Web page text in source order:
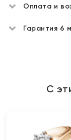
Оплата и
Гарантия 6
С